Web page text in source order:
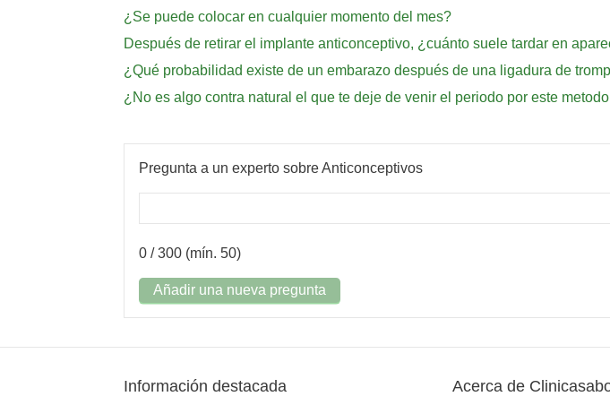
¿Se puede colocar en cualquier momento del mes?
Después de retirar el implante anticonceptivo, ¿cuánto suele tardar en
¿Qué probabilidad existe de un embarazo después de una ligadura de
¿No es algo contra natural el que te deje de venir el periodo por este
Pregunta a un experto sobre Anticonceptivos
0 / 300 (mín. 50)
Añadir una nueva pregunta
Información destacada Acerca de